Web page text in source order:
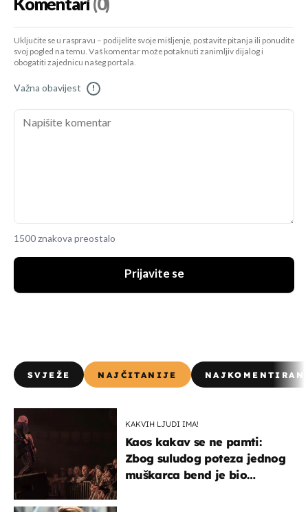
Komentari(0)
Uključite se u raspravu – podijelite svoje mišljenje, postavite pitanja ili ponudite
svoj pogled na temu. Vaš komentar može potaknuti zanimljiv dijalog i
obogatiti zajednicu našeg portala.
Važna obavijest !
1500 znakova preostalo
Prijavite se
SVJEŽE NAJČITANIJE
KAKVIH LJUDI IMA!
Kaos kakav se ne pamti:
Zbog suludog poteza jednog
muškarca bend je bio